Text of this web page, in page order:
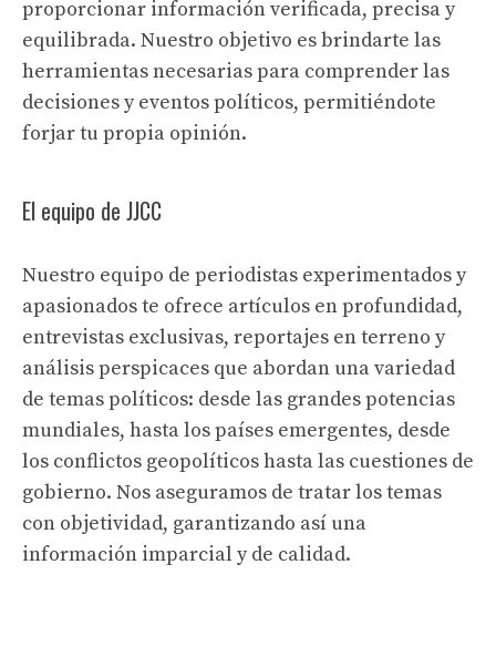
proporcionar información verificada, precisa y
equilibrada. Nuestro objetivo es brindarte las
herramientas necesarias para comprender las
decisiones y eventos políticos, permitiéndote
forjar tu propia opinión.
El equipo de JJCC
Nuestro equipo de periodistas experimentados y
apasionados te ofrece artículos en profundidad,
entrevistas exclusivas, reportajes en terreno y
análisis perspicaces que abordan una variedad
de temas políticos: desde las grandes potencias
mundiales, hasta los países emergentes, desde
los conflictos geopolíticos hasta las cuestiones de
gobierno. Nos aseguramos de tratar los temas
con objetividad, garantizando así una
información imparcial y de calidad.